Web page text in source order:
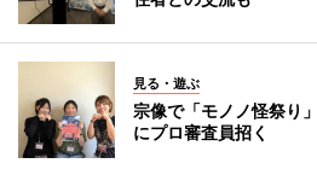
見る・遊ぶ
宗像で「モノノ怪祭り
にプロ審査員招く